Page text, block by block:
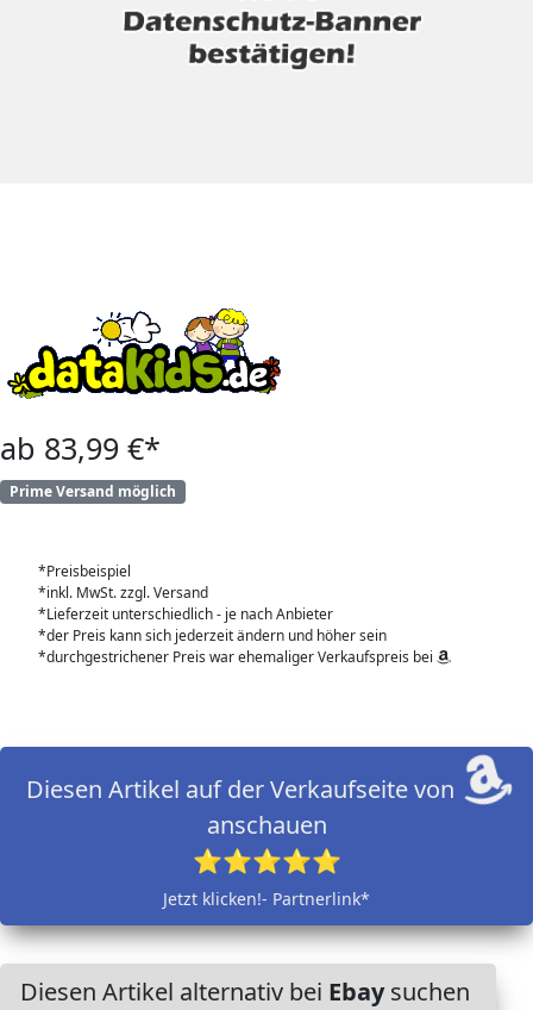
ab 83,99 €*
Prime Versand möglich
*Preisbeispiel
*inkl. MwSt. zzgl. Versand
*Lieferzeit unterschiedlich - je nach Anbieter
*der Preis kann sich jederzeit ändern und höher sein
*durchgestrichener Preis war ehemaliger Verkaufspreis bei
Diesen Artikel auf der Verkaufseite von
anschauen
⭐⭐⭐⭐⭐
Jetzt klicken!- Partnerlink*
Diesen Artikel alternativ bei Ebaysuchen